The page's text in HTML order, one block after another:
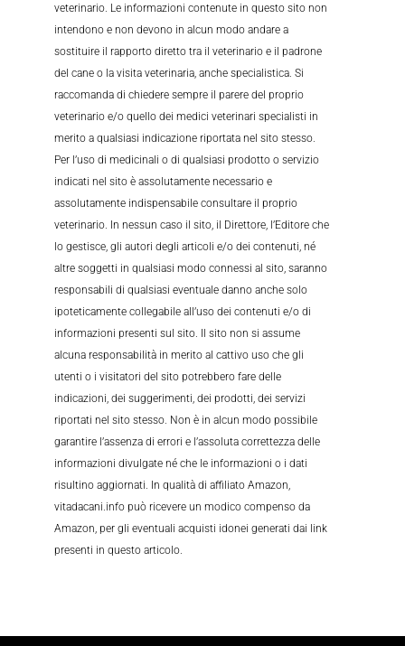
veterinario. Le informazioni contenute in questo sito non
intendono e non devono in alcun modo andare a
sostituire il rapporto diretto tra il veterinario e il padrone
del cane o la visita veterinaria, anche specialistica. Si
raccomanda di chiedere sempre il parere del proprio
veterinario e/o quello dei medici veterinari specialisti in
merito a qualsiasi indicazione riportata nel sito stesso.
Per l’uso di medicinali o di qualsiasi prodotto o servizio
indicati nel sito è assolutamente necessario e
assolutamente indispensabile consultare il proprio
veterinario. In nessun caso il sito, il Direttore, l’Editore che
lo gestisce, gli autori degli articoli e/o dei contenuti, né
altre soggetti in qualsiasi modo connessi al sito, saranno
responsabili di qualsiasi eventuale danno anche solo
ipoteticamente collegabile all’uso dei contenuti e/o di
informazioni presenti sul sito. Il sito non si assume
alcuna responsabilità in merito al cattivo uso che gli
utenti o i visitatori del sito potrebbero fare delle
indicazioni, dei suggerimenti, dei prodotti, dei servizi
riportati nel sito stesso. Non è in alcun modo possibile
garantire l’assenza di errori e l’assoluta correttezza delle
informazioni divulgate né che le informazioni o i dati
risultino aggiornati. In qualità di affiliato Amazon,
vitadacani.info può ricevere un modico compenso da
Amazon, per gli eventuali acquisti idonei generati dai link
presenti in questo articolo.